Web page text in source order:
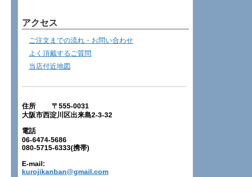
アクセス
ご注文までの流れ・お問い合わせ
よく頂戴するご質問
当店付近地図
住所 〒555-0031
大阪市西淀川区出来島2-3-32
電話
06-6474-5686
080-5715-6333(携帯)
E-mail:
kurojikanban@gmail.com